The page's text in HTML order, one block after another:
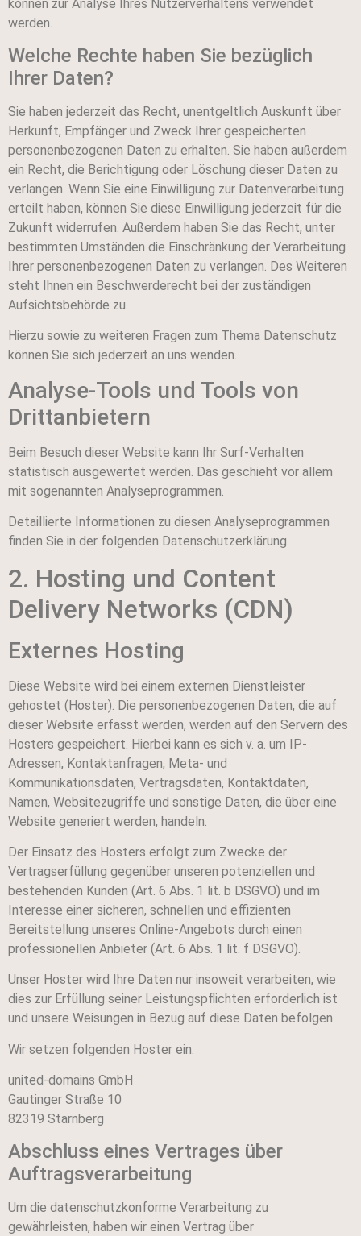
können zur Analyse Ihres Nutzerverhaltens verwendet
werden.
Welche Rechte haben Sie bezüglich
Ihrer Daten?
Sie haben jederzeit das Recht, unentgeltlich Auskunft über
Herkunft, Empfänger und Zweck Ihrer gespeicherten
personenbezogenen Daten zu erhalten. Sie haben außerdem
ein Recht, die Berichtigung oder Löschung dieser Daten zu
verlangen. Wenn Sie eine Einwilligung zur Datenverarbeitung
erteilt haben, können Sie diese Einwilligung jederzeit für die
Zukunft widerrufen. Außerdem haben Sie das Recht, unter
bestimmten Umständen die Einschränkung der Verarbeitung
Ihrer personenbezogenen Daten zu verlangen. Des Weiteren
steht Ihnen ein Beschwerderecht bei der zuständigen
Aufsichtsbehörde zu.
Hierzu sowie zu weiteren Fragen zum Thema Datenschutz
können Sie sich jederzeit an uns wenden.
Analyse-Tools und Tools von
Dritt­anbietern
Beim Besuch dieser Website kann Ihr Surf-Verhalten
statistisch ausgewertet werden. Das geschieht vor allem
mit sogenannten Analyseprogrammen.
Detaillierte Informationen zu diesen Analyseprogrammen
finden Sie in der folgenden Datenschutzerklärung.
2. Hosting und Content
Delivery Networks (CDN)
Externes Hosting
Diese Website wird bei einem externen Dienstleister
gehostet (Hoster). Die personenbezogenen Daten, die auf
dieser Website erfasst werden, werden auf den Servern des
Hosters gespeichert. Hierbei kann es sich v. a. um IP-
Adressen, Kontaktanfragen, Meta- und
Kommunikationsdaten, Vertragsdaten, Kontaktdaten,
Namen, Websitezugriffe und sonstige Daten, die über eine
Website generiert werden, handeln.
Der Einsatz des Hosters erfolgt zum Zwecke der
Vertragserfüllung gegenüber unseren potenziellen und
bestehenden Kunden (Art. 6 Abs. 1 lit. b DSGVO) und im
Interesse einer sicheren, schnellen und effizienten
Bereitstellung unseres Online-Angebots durch einen
professionellen Anbieter (Art. 6 Abs. 1 lit. f DSGVO).
Unser Hoster wird Ihre Daten nur insoweit verarbeiten, wie
dies zur Erfüllung seiner Leistungspflichten erforderlich ist
und unsere Weisungen in Bezug auf diese Daten befolgen.
Wir setzen folgenden Hoster ein:
united-domains GmbH
Gautinger Straße 10
82319 Starnberg
Abschluss eines Vertrages über
Auftragsverarbeitung
Um die datenschutzkonforme Verarbeitung zu
gewährleisten, haben wir einen Vertrag über